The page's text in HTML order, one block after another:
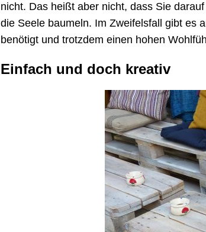
nicht. Das heißt aber nicht, dass Sie
die Seele baumeln. Im Zweifelsfall gibt es
benötigt und trotzdem einen hohen
Einfach und doch kreativ